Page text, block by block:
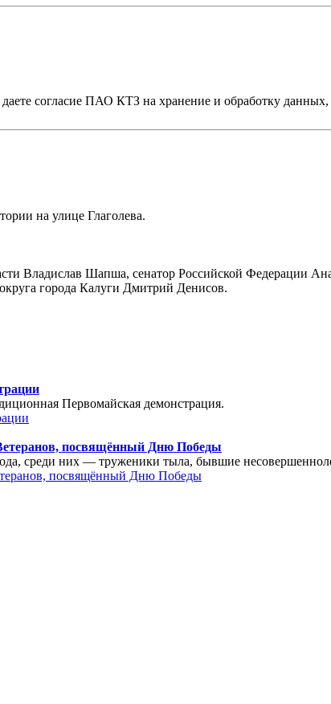
согласие ПАО КТЗ на хранение и обработку данных,
на улице Глаголева.
Владислав Шапша, сенатор Российской Федерации
города Калуги Дмитрий Денисов.
Первомайская демонстрация.
посвящённый Дню Победы
среди них — труженики тыла, бывшие